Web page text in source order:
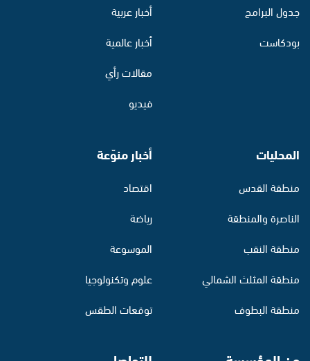
جدول البرامج
بودكاست
أخبار عربية
أخبار عالمية
مقالات رأي
فيديو
المحليات
منطقة القدس
الناصرة والمنطقة
منطقة النقب
منطقة المثلث الشمالي
منطقة البطوف
أخبار منوّعة
اقتصاد
رياضة
الموسوعة
علوم وتكنولوجيا
توقعات الطقس